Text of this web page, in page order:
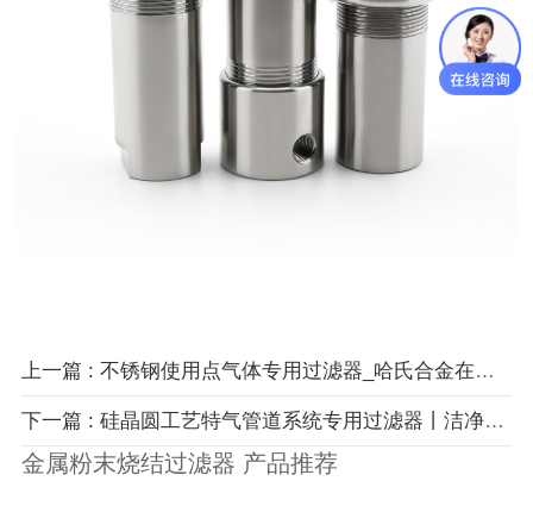
上一篇 : 不锈钢使用点气体专用过滤器_哈氏合金在线式气体过滤器
下一篇 : 硅晶圆工艺特气管道系统专用过滤器丨洁净压缩空气管道过滤器
金属粉末烧结过滤器 产品推荐